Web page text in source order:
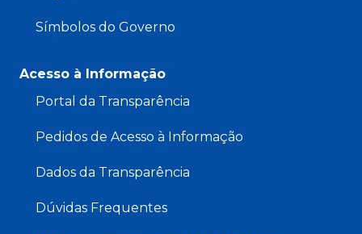
Símbolos do Governo
Acesso à Informação
Portal da Transparência
Pedidos de Acesso à Informação
Dados da Transparência
Dúvidas Frequentes